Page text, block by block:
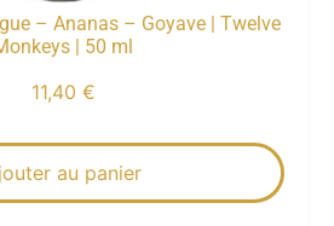
– Ananas – Goyave | Twelve
| 50 ml
11,40 €
au panier